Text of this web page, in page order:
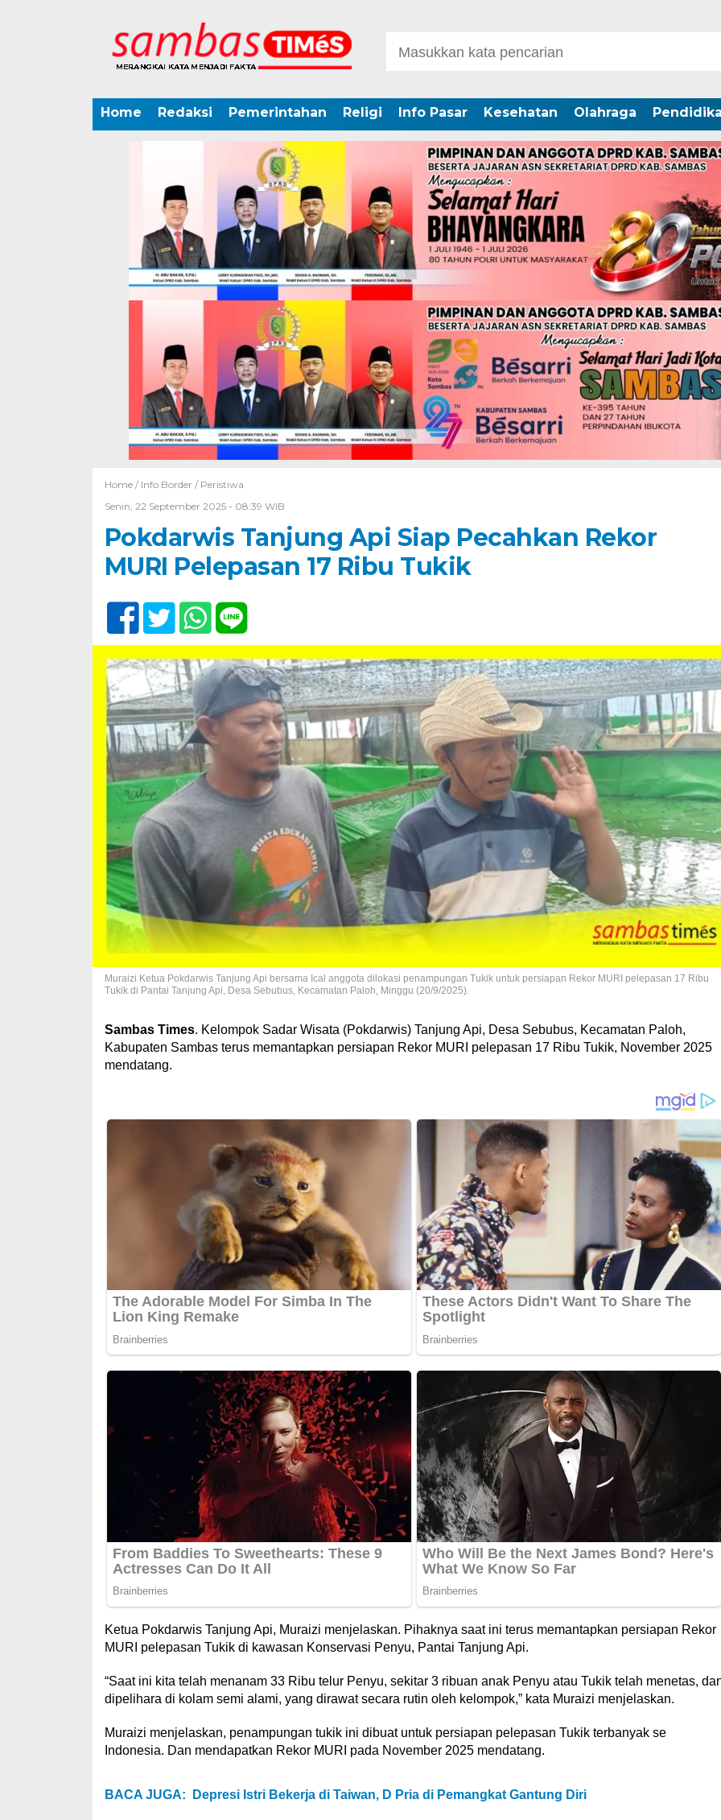
Home Redaksi Pemerintahan Religi Info Pasar Kesehatan Olahraga
Home / Info Border/ Peristiwa
Senin, 22 September 2025 - 08:39 WIB
Pokdarwis Tanjung Api Siap Pecahkan Rekor
MURI Pelepasan 17 Ribu Tukik
Muraizi Ketua Pokdarwis Tanjung Api bersama Ical anggota dilokasi penampungan Tukik untuk persiapan Rekor MURI pelepasan 17 Ribu
Tukik di Pantai Tanjung Api, Desa Sebubus, Kecamatan Paloh, Minggu (20/9/2025).
Sambas Times. Kelompok Sadar Wisata (Pokdarwis) Tanjung Api, Desa Sebubus, Kecamatan Paloh,
Kabupaten Sambas terus memantapkan persiapan Rekor MURI pelepasan 17 Ribu Tukik, November 2025
mendatang.
Ketua Pokdarwis Tanjung Api, Muraizi menjelaskan. Pihaknya saat ini terus memantapkan persiapan Rekor
MURI pelepasan Tukik di kawasan Konservasi Penyu, Pantai Tanjung Api.
“Saat ini kita telah menanam 33 Ribu telur Penyu, sekitar 3 ribuan anak Penyu atau Tukik telah menetas,
dipelihara di kolam semi alami, yang dirawat secara rutin oleh kelompok,” kata Muraizi menjelaskan.
Muraizi menjelaskan, penampungan tukik ini dibuat untuk persiapan pelepasan Tukik terbanyak se
Indonesia. Dan mendapatkan Rekor MURI pada November 2025 mendatang.
BACA JUGA: Depresi Istri Bekerja di Taiwan, D Pria di Pemangkat Gantung Diri